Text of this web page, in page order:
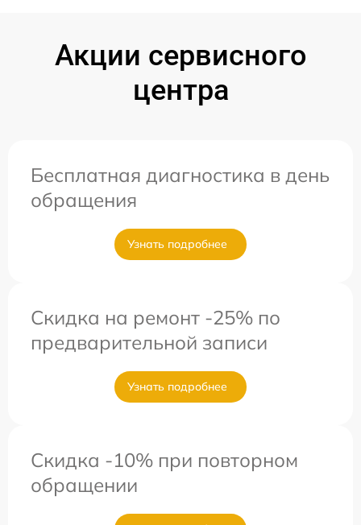
Акции сервисного
центра
Бесплатная диагностика в день
обращения
Узнать подробнее
Скидка на ремонт -25% по
предварительной записи
Узнать подробнее
Скидка -10% при повторном
обращении